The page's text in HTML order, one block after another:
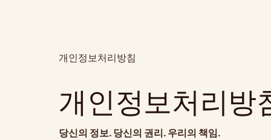
개인정보처리방침
개인정보처리방
당신의 정보. 당신의 권리. 우리의 책임.